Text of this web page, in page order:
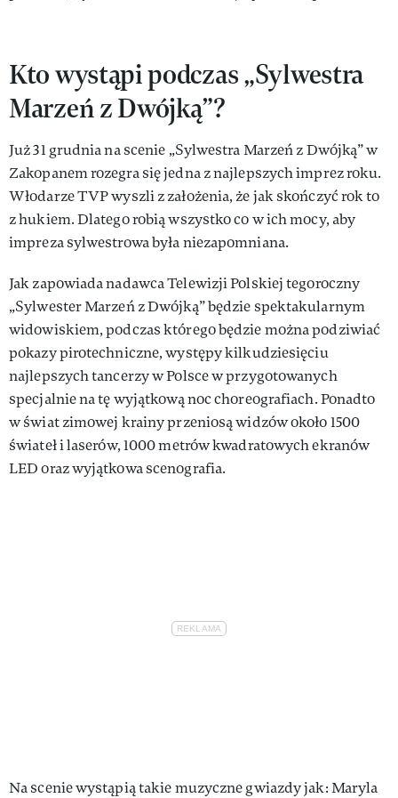
Kto wystąpi podczas „Sylwestra
Marzeń z Dwójką”?
Już 31 grudnia na scenie „Sylwestra Marzeń z Dwójką” w
Zakopanem rozegra się jedna z najlepszych imprez roku.
Włodarze TVP wyszli z założenia, że jak skończyć rok to
z hukiem. Dlatego robią wszystko co w ich mocy, aby
impreza sylwestrowa była niezapomniana.
Jak zapowiada nadawca Telewizji Polskiej tegoroczny
„Sylwester Marzeń z Dwójką” będzie spektakularnym
widowiskiem, podczas którego będzie można podziwiać
pokazy pirotechniczne, występy kilkudziesięciu
najlepszych tancerzy w Polsce w przygotowanych
specjalnie na tę wyjątkową noc choreografiach. Ponadto
w świat zimowej krainy przeniosą widzów około 1500
świateł i laserów, 1000 metrów kwadratowych ekranów
LED oraz wyjątkowa scenografia.
Na scenie wystąpią takie muzyczne gwiazdy jak: Maryla